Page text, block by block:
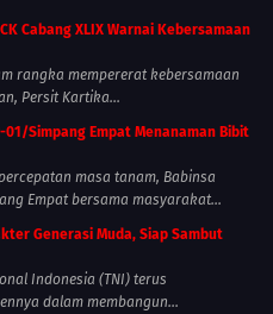
Cabang XLIX Warnai Kebersamaan
rangka mempererat kebersamaan
Persit Kartika...
01/Simpang Empat Menanaman Bibit
masa tanam, Babinsa
Empat bersama masyarakat...
Generasi Muda, Siap Sambut
Indonesia (TNI) terus
dalam membangun...